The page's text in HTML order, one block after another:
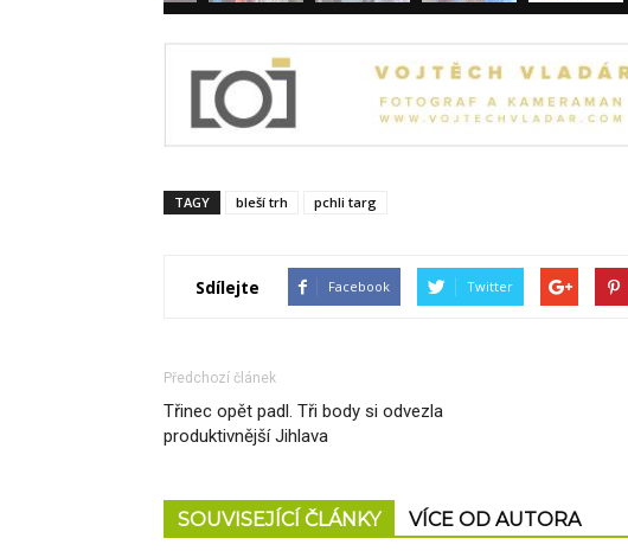
TAGY bleší trh pchli targ
Sdílejte Facebook Twitter
Předchozí článek
Třinec opět padl. Tři body si odvezla
produktivnější Jihlava
SOUVISEJÍCÍ ČLÁNKY VÍCE OD AUTORA